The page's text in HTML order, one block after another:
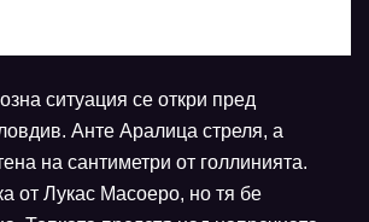
ситуация се откри пред
Анте Аралица стреля, а
на сантиметри от голлинията.
от Лукас Масоеро, но тя бе